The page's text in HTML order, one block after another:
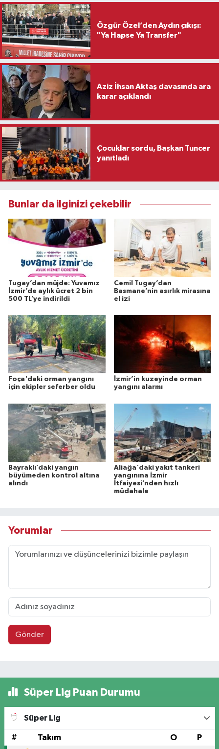
Özgür Özel’den Aydın çıkışı:
"Ya Hapse Ya Transfer"
Aziz İhsan Aktaş davasında ara
karar açıklandı
Çocuklar sordu, Başkan Tuncer
yanıtladı
Bunlar da ilginizi çekebilir
Tugay’dan müjde: Yuvamız
İzmir’de aylık ücret 2 bin
500 TL’ye indirildi
Cemil Tugay’dan
Basmane’nin asırlık mirasına
el izi
Foça'daki orman yangını
için ekipler seferber oldu
İzmir’in kuzeyinde orman
yangını alarmı
Bayraklı’daki yangın
büyümeden kontrol altına
alındı
Aliağa'daki yakıt tankeri
yangınına İzmir
İtfaiyesi’nden hızlı
müdahale
Yorumlar
Gönder
Süper Lig Puan Durumu
Süper Lig
# Takım O P